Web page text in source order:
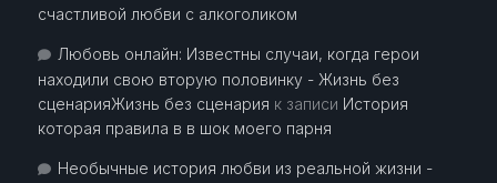
счастливой любви с алкоголиком
Любовь онлайн: Известны случаи, когда герои
находили свою вторую половинку - Жизнь без
сценарияЖизнь без сценария к записи История
которая правила в в шок моего парня
Необычные история любви из реальной жизни -